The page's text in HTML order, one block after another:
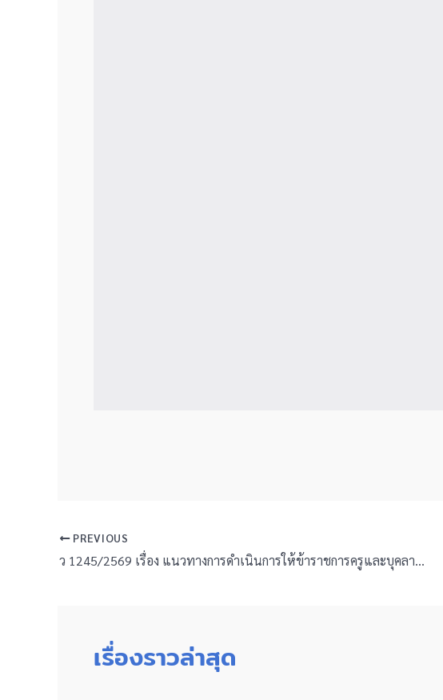
PREVIOUS
ว 1245/2569 เรื่อง แนวทางการดำเนินการให้ข้าราชการครูและบุคลากรทางการศึกษามีวิทยฐานะหรือเลื่อนเป็นวิทยฐานะเชี่ยวชาญและเลื่อนเป็นวิทยฐานะเชี่ยวชาญพิเศษ
เรื่องราวล่าสุด